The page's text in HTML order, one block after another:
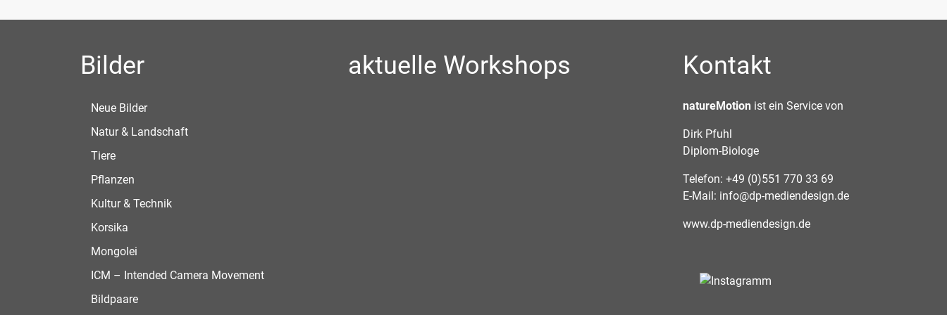
Bilder
Neue Bilder
Natur & Landschaft
Tiere
Pflanzen
Kultur & Technik
Korsika
Mongolei
ICM – Intended Camera Movement
Bildpaare
aktuelle Workshops Kontakt
natureMotion ist ein Service von
Dirk Pfuhl
Diplom-Biologe
Telefon: +49 (0)551 770 33 69
E-Mail: info@dp-mediendesign.de
www.dp-mediendesign.de